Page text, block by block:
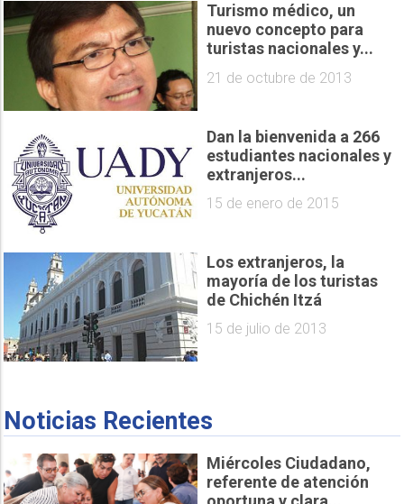
Turismo médico, un
nuevo concepto para
turistas nacionales y...
21 de octubre de 2013
Dan la bienvenida a 266
estudiantes nacionales y
extranjeros...
15 de enero de 2015
Los extranjeros, la
mayoría de los turistas
de Chichén Itzá
15 de julio de 2013
Noticias Recientes
Miércoles Ciudadano,
referente de atención